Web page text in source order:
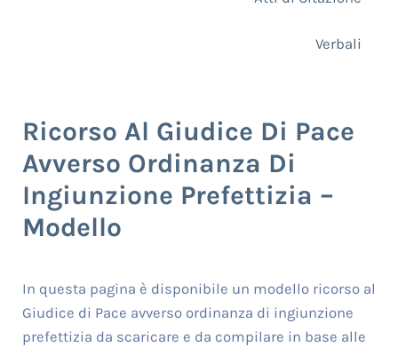
Verbali
Ricorso Al Giudice Di Pace
Avverso Ordinanza Di
Ingiunzione Prefettizia –
Modello
In questa pagina è disponibile un modello ricorso al
Giudice di Pace avverso ordinanza di ingiunzione
prefettizia da scaricare e da compilare in base alle